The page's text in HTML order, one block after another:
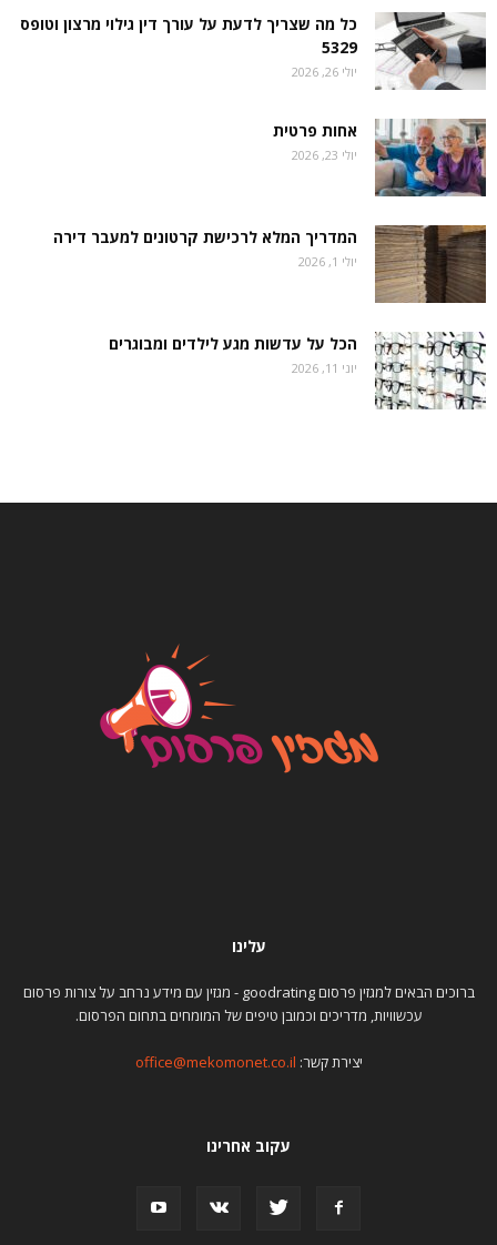
כל מה שצריך לדעת על עורך דין גילוי מרצון וטופס
5329
יולי 26, 2026
אחות פרטית
יולי 23, 2026
המדריך המלא לרכישת קרטונים למעבר דירה
יולי 1, 2026
הכל על עדשות מגע לילדים ומבוגרים
יוני 11, 2026
עלינו
ברוכים הבאים למגזין פרסום goodrating - מגזין עם מידע נרחב על צורות פרסום
עכשוויות, מדריכים וכמובן טיפים של המומחים בתחום הפרסום.
יצירת קשר: office@mekomonet.co.il
עקוב אחרינו